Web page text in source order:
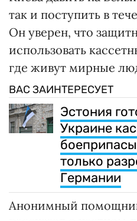
так и поступить в
Он уверен, что
использовать
где живут мирные
ВАС ЗАИНТЕРЕСУЕТ
Эстония
Украине
только
Германии
Анонимный